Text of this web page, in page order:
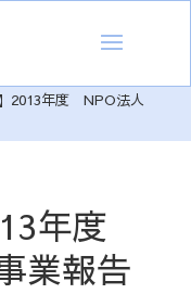
】2013年度 NPO法人
年度
業報告